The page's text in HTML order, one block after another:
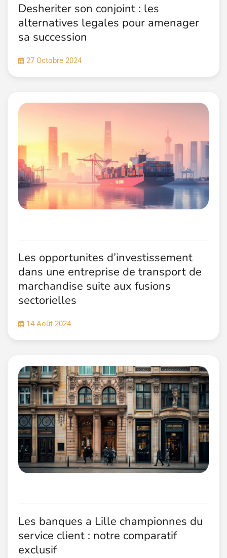
Desheriter son conjoint : les
alternatives legales pour amenager
sa succession
27 Octobre 2024
Les opportunites d’investissement
dans une entreprise de transport de
marchandise suite aux fusions
sectorielles
14 Août 2024
Les banques a Lille championnes du
service client : notre comparatif
exclusif